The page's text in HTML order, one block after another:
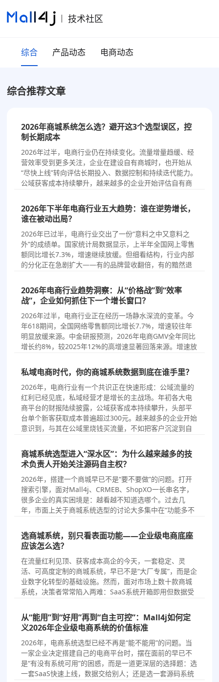
技术社区
综合 产品动态 电商动态
综合推荐文章
2026年商城系统怎么选？避开这3个选型误区，控
制长期成本
2026年过半，电商行业仍在持续变化。流量增量趋缓、经
营效率受到更多关注，企业在建设自有商城时，也开始从
“尽快上线”转向评估长期投入、数据控制和持续迭代能力。
公域获客成本持续攀升，越来越多的企业开始评估自有商
中。于是，“搭建自己的商城系统”成了2026年很多企业的
必选项…
2026年下半年电商行业五大趋势：谁在逆势增长，
谁在被动出局？
2026年已过半，电商行业交出了一份“意料之中又意料之
外”的成绩单。国家统计局数据显示，上半年全国网上零售
额同比增长7.3%，增速继续放缓。但细看结构，行业内部
的分化正在急剧扩大——有的品牌营收翻倍，有的黯然退
后，是五股正在重塑行业格局的力量。过去几年，“9块9包
邮”横…
2026年电商行业趋势洞察：从“价格战”到“效率
战”，企业如何抓住下一个增长窗口？
2026年过半，电商行业正在经历一场静水深流的变革。今
年618期间，全国网络零售额同比增长7.7%，增速较往年
明显放缓来源。中金研报预测，2026年电商GMV全年同比
增长约8%，较2025年12%的高增速显著回落来源。增速放
体正从“价格战”转向“效率战”与“生态战”来源…
私域电商时代，你的商城系统数据到底在谁手里？
2026年，电商行业有一个共识正在快速形成：公域流量的
红利已经见底，私域经营才是增长的主战场。年初各大电
商平台的财报陆续披露，公域获客成本持续攀升，头部平
台单个新客获取成本普遍超过300元。越来越多的企业开始
意识到，与其在公域里烧钱买流量，不如把客户沉淀到自
商城系统”…
2026/7/15 商城选型
商城系统选型进入“深水区”：为什么越来越多的技
术负责人开始关注源码自主权？
2026年，搭建一个商城早已不是“要不要做”的问题。打开
搜索引擎，面对Mall4j、CRMEB、ShopXO一长串名字，
很多企业的真实困境是：越看越不知道选哪个。过去几
年，市面上关于商城系统选型的讨论大多集中在“功能多不
企业真正把商城当作长期业务底座来运营时，一…
2026/7/13 商城选型
选商城系统，别只看表面功能——企业级电商底座
应该怎么选？
在流量红利见顶、获客成本高企的今天，一套稳定、灵
活、可高度定制的商城系统，早已不是“大厂专属”，而是企
业数字化转型的基础设施。然而，面对市场上数十款商城
系统，决策者常常陷入两难：SaaS系统开箱即用但数据受
能列表可以做得很漂亮，但真正决定一个项目能走多远、
改多深的，是源…
从“能用”到“好用”再到“自主可控”：Mall4j如何定
义2026年企业级电商系统的价值标准
2026年，电商系统选型已经不再是“能不能用”的问题。当
一家企业决定搭建自己的电商平台时，摆在面前的早已不
是“有没有系统可用”的困惑，而是一道更深层的选择题：选
一套SaaS快速上线，数据交给别人；还是选一套源码系统